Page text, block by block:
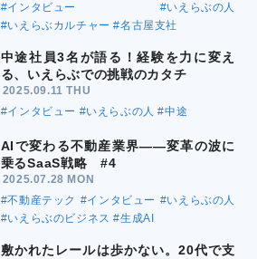
#インタビュー
#いえらぶの人
#いえらぶカルチャー #名古屋支社
中途社員3名が語る！経験を力に変え
る、いえらぶでの挑戦のカタチ
2025.09.11 THU
#インタビュー #いえらぶの人 #中途
AIで変わる不動産業界――変革の波に
乗るSaaS戦略 #4
2025.07.28 MON
#不動産テック #インタビュー #いえらぶの人
#いえらぶのビジネス #生成AI
敷かれたレールは歩かない。20代で支